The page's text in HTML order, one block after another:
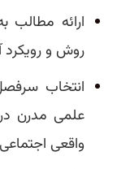
ارائه
روش و رویکرد
انتخاب
علمی مدرن
واقعی